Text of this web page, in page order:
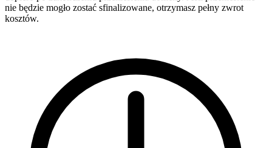
nie będzie mogło zostać sfinalizowane, otrzymasz pełny zwrot
kosztów.